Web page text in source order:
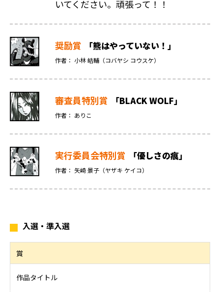
いてください。頑張って！！
奨励賞 「熊はやっていない！」
作者： 小林 皓輔（コバヤシ コウスケ）
審査員特別賞 「BLACK WOLF」
作者： ありこ
実行委員会特別賞 「優しさの痕」
作者： 矢崎 景子（ヤザキ ケイコ）
入選・準入選
賞
作品タイトル